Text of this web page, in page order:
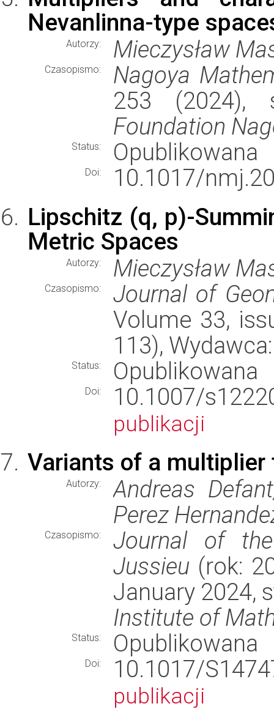
Nevanlinna-type
Autorzy: Mieczysław
Czasopismo:
Nagoya
253 (2024),
Foundation
Status: Opublikowana
Doi:
10.1017/
Lipschitz (q, p)-
Metric Spaces
Autorzy: Mieczysław
Czasopismo:
Journal of
Volume 33,
113),
Status: Opublikowana
Doi: 10.1007/
publikacji
Variants of a
Autorzy:
Andreas
Perez
Czasopismo:
Journal of
Jussieu (rok:
January 2024,
Institute of
Status: Opublikowana
Doi: 10.1017/
publikacji